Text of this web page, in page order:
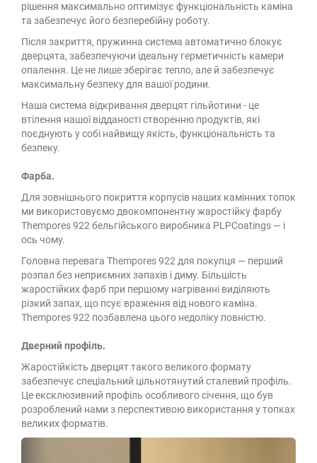
рішення максимально оптимізує функціональність каміна
та забезпечує його безперебійну роботу.
Після закриття, пружинна система автоматично блокує
дверцята, забезпечуючи ідеальну герметичність камери
опалення. Це не лише зберігає тепло, але й забезпечує
максимальну безпеку для вашої родини.
Наша система відкривання дверцят гільйотини - це
втілення нашої відданості створенню продуктів, які
поєднують у собі найвищу якість, функціональність та
безпеку.
Фарба.
Для зовнішнього покриття корпусів наших камінних топок
ми використовуємо двокомпонентну жаростійку фарбу
Thempores 922 бельгійського виробника PLPCoatings — і
ось чому.
Головна перевага Thempores 922 для покупця — перший
розпал без неприємних запахів і диму. Більшість
жаростійких фарб при першому нагріванні виділяють
різкий запах, що псує враження від нового каміна.
Thempores 922 позбавлена цього недоліку повністю.
Дверний профіль.
Жаростійкість дверцят такого великого формату
забезпечує спеціальний цільнотянутий сталевий профіль.
Це ексклюзивний профіль особливого січення, що був
розроблений нами з перспективою використання у топках
великих форматів.